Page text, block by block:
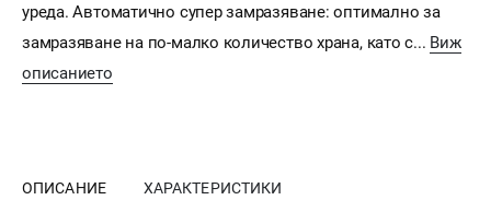
уреда. Автоматично супер замразяване: оптимално за
замразяване на по-малко количество храна, като с... Виж
описанието
ОПИСАНИЕ ХАРАКТЕРИСТИКИ